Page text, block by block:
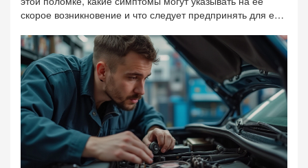
скорое возникновение и что следует предпринять для её
варианты восстановления после обрыва ремня и советы
по своевременной замене деталей. Важность
правильного ухода за ремнем ГРМ подчеркивается через
примеры и практические советы.